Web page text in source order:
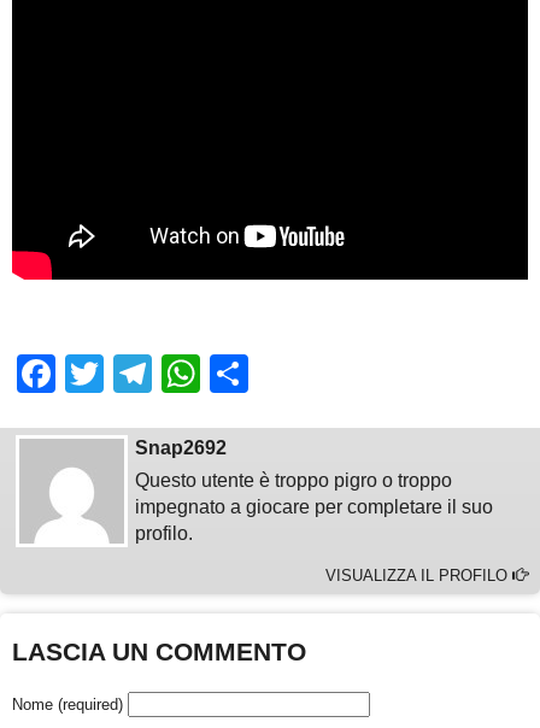
Facebook
TwitterTelegram
WhatsApp
Snap2692
Questo utente è troppo pigro o troppo
impegnato a giocare per completare il suo
profilo.
VISUALIZZA IL PROFILO
LASCIA UN COMMENTO
Nome (required)